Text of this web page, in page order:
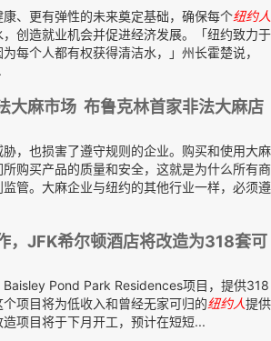
、更有弹性的未来奠定基础，确保每个纽约人
创造就业机会并促进经济发展。「纽约致力于
每个人都有权获得清洁水，」州长霍楚说，
大麻市场 布鲁克林首家非法大麻店
，也损害了遵守规则的企业。购买和使用大麻
购买产品的质量和安全，这就是为什么所有商
管。大麻企业与纽约的其他行业一样，必须遵
，JFK希尔顿酒店将改造为318套可
Baisley Pond Park Residences项目，提供318
项目将为低收入和曾经无家可归的纽约人提供
项目将于下月开工，预计在短短...